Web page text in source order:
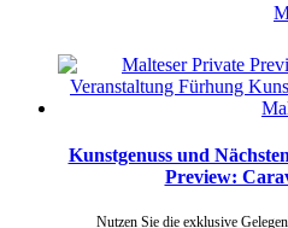
Kunstgenuss und
Preview:
Nutzen Sie die exklusive